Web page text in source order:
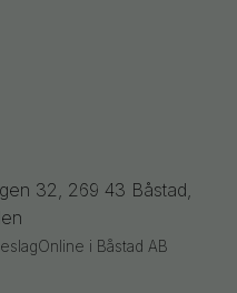
32, 269 43 Båstad,
i Båstad AB